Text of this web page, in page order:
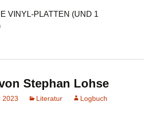
VINYL-PLATTEN (UND 1
Stephan Lohse
2023 Literatur
Logbuch